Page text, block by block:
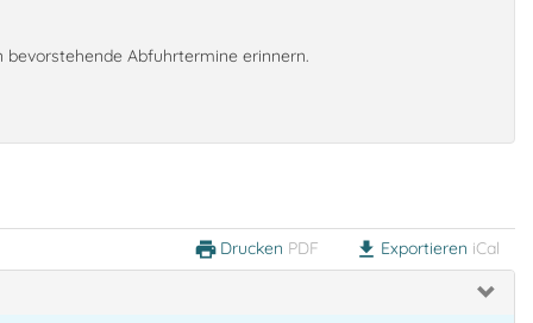
Abfuhrtermine erinnern.
print Drucken PDF download Exportieren iCal